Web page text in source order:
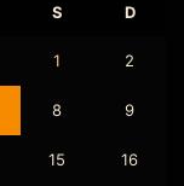
S D
1 2
8 9
15 16